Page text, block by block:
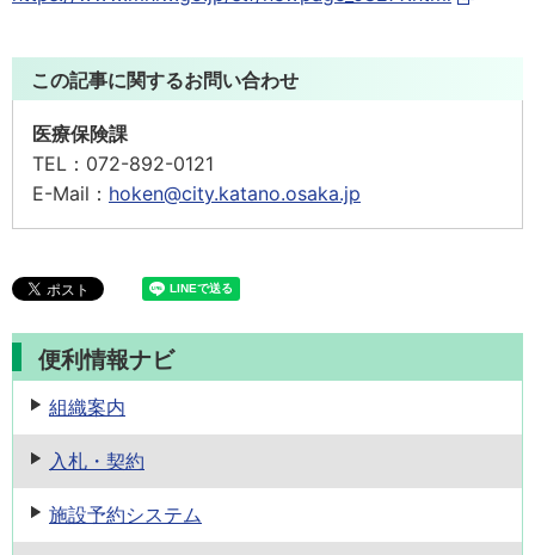
この記事に関するお問い合わせ
医療保険課
TEL： 072-892-0121
E-Mail： hoken@city.katano.osaka.jp
便利情報ナビ
組織案内
入札・契約
施設予約システム